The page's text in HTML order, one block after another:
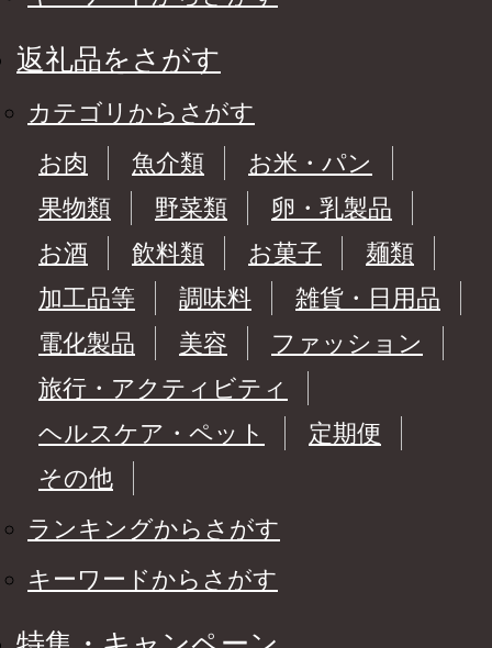
返礼品をさがす
カテゴリからさがす
お肉
魚介類
お米・パン
果物類
野菜類
卵・乳製品
お酒
飲料類 お菓子
麺類
加工品等
調味料
雑貨・日用品
電化製品
美容
ファッション
旅行・アクティビティ
ヘルスケア・ペット
定期便
その他
ランキングからさがす
キーワードからさがす